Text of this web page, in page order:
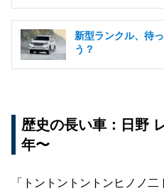
新型ランクル、待
う？
歴史の長い車：日野
年〜
「トントントントンヒノノ